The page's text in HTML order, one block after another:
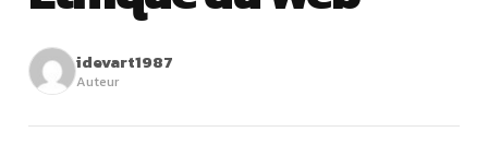
idevart1987
Auteur